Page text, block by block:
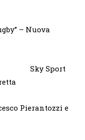
– Nuova
Sport
e